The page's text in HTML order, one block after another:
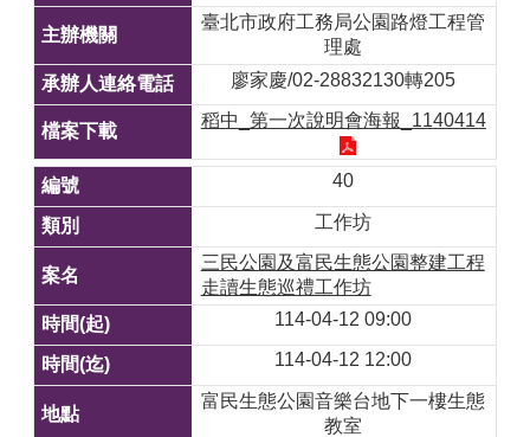
臺北市政府工務局公園路燈工程管
理處
廖家慶/02-28832130轉205
稻中_第一次說明會海報_1140414
40
工作坊
三民公園及富民生態公園整建工程
走讀生態巡禮工作坊
114-04-12 09:00
114-04-12 12:00
富民生態公園音樂台地下一樓生態
教室